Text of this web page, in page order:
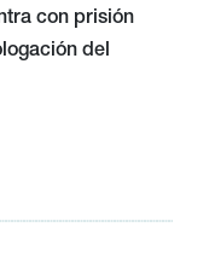
con prisión
del